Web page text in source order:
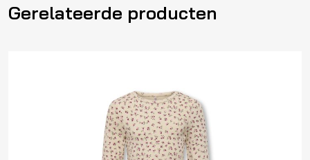
Gerelateerde producten